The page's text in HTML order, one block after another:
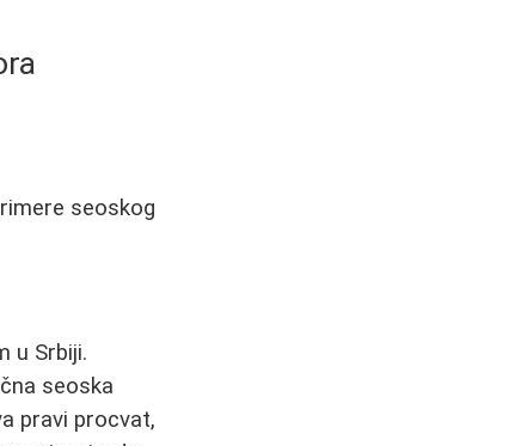
seoskog
u Srbiji.
seoska
pravi procvat,